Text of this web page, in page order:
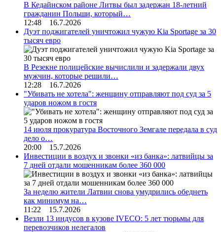
В Кедайнском районе Литвы был задержан 18-летний
гражданин Польши, который…
12:48 16.7.2026
Дуэт поджигателей уничтожил чужую Kia Sportage за 30
тысяч евро
В Резекне полицейские вычислили и задержали двух
мужчин, которые решили…
12:28 16.7.2026
"Убивать не хотела": женщину отправляют под суд за 5
ударов ножом в гостя
14 июля прокуратура Восточного Земгале передала в суд
дело о…
20:00 15.7.2026
Инвестиции в воздух и звонки «из банка»: латвийцы за
7 дней отдали мошенникам более 360 000
За неделю жители Латвии снова умудрились обеднеть
как минимум на…
11:22 15.7.2026
Везли 13 индусов в кузове IVECO: 5 лет тюрьмы для
перевозчиков нелегалов